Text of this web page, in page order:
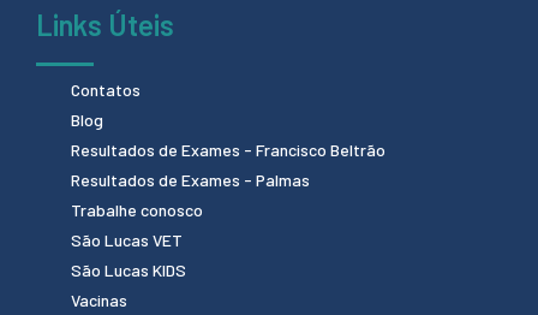
Links Úteis
Contatos
Blog
Resultados de Exames - Francisco Beltrão
Resultados de Exames - Palmas
Trabalhe conosco
São Lucas VET
São Lucas KIDS
Vacinas